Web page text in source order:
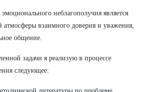
неблагополучия является
атмосферы взаимного доверия и уважения,
общение.
задачи я реализую в процессе
следующее: